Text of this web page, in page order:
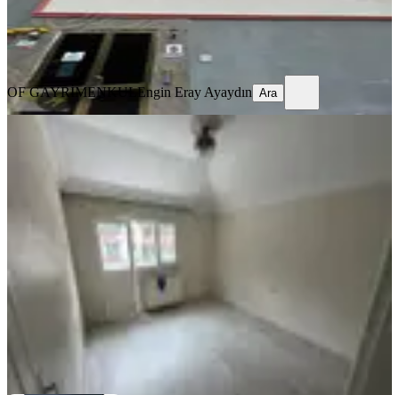
OF GAYRİMENKULEngin Eray Ayaydın
OF GAYRİMENKULEngin Eray Ayaydın Ara
BALKONLU
Karşıyaka Da 3+1 120 M2 Kiralık
Ortahisar, Karşıyaka Mahallesi
3+1·150 m²
15.000 ₺17.500 ₺
Küçükler Gayrimenkul